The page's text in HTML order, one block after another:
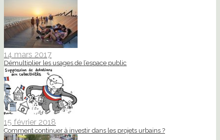
14 mars 2017
Démultiplier les usages de l’espace public
15 février 2018
Comment continuer à investir dans les projets urbains ?